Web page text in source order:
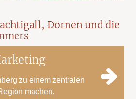
Dornen und die
zu einem zentralen
machen.